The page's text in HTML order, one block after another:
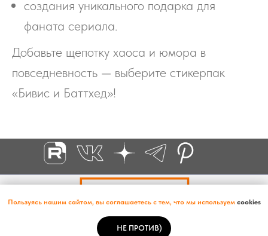
создания уникального подарка для
фаната сериала.
Добавьте щепотку хаоса и юмора в
повседневность — выберите стикерпак
«Бивис и Баттхед»!
Пользуясь нашим сайтом, вы соглашаетесь с тем, что мы используем cookies
НЕ ПРОТИВ)
копирование материалов или подборки материалов сайта,
элементов дизайна и оформления допускается лишь с разрешения